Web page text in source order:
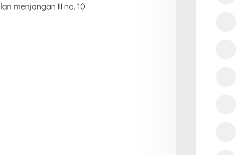
menjangan III no. 10